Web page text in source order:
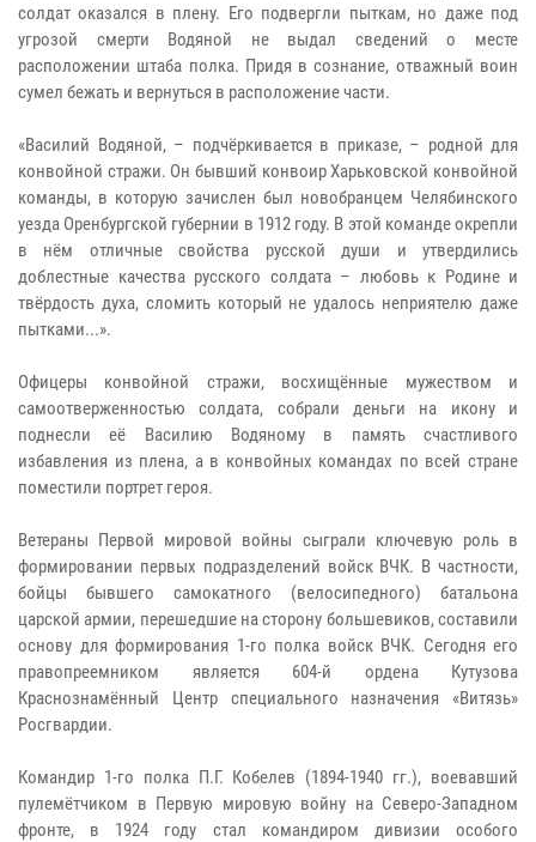
солдат оказался в плену. Его подвергли пыткам, но даже под
угрозой смерти Водяной не выдал сведений о месте
расположении штаба полка. Придя в сознание, отважный воин
сумел бежать и вернуться в расположение части.
«Василий Водяной, – подчёркивается в приказе, – родной для
конвойной стражи. Он бывший конвоир Харьковской конвойной
команды, в которую зачислен был новобранцем Челябинского
уезда Оренбургской губернии в 1912 году. В этой команде окрепли
в нём отличные свойства русской души и утвердились
доблестные качества русского солдата – любовь к Родине и
твёрдость духа, сломить который не удалось неприятелю даже
пытками...».
Офицеры конвойной стражи, восхищённые мужеством и
самоотверженностью солдата, собрали деньги на икону и
поднесли её Василию Водяному в память счастливого
избавления из плена, а в конвойных командах по всей стране
поместили портрет героя.
Ветераны Первой мировой войны сыграли ключевую роль в
формировании первых подразделений войск ВЧК. В частности,
бойцы бывшего самокатного (велосипедного) батальона
царской армии, перешедшие на сторону большевиков, составили
основу для формирования 1-го полка войск ВЧК. Сегодня его
правопреемником является 604-й ордена Кутузова
Краснознамённый Центр специального назначения «Витязь»
Росгвардии.
Командир 1-го полка П.Г. Кобелев (1894-1940 гг.), воевавший
пулемётчиком в Первую мировую войну на Северо-Западном
фронте, в 1924 году стал командиром дивизии особого